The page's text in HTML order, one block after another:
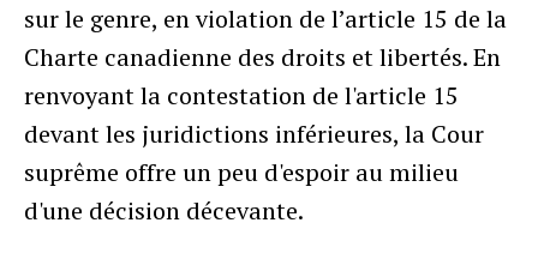
sur le genre, en violation de l’article 15 de la
Charte canadienne des droits et libertés. En
renvoyant la contestation de l'article 15
devant les juridictions inférieures, la Cour
suprême offre un peu d'espoir au milieu
d'une décision décevante.